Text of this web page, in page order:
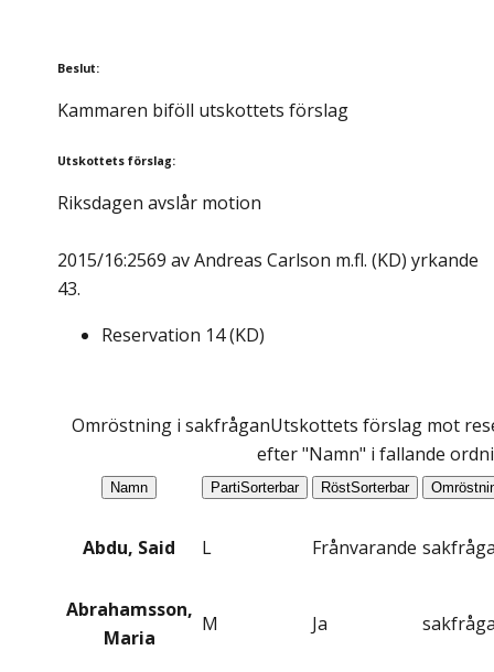
Beslut:
Kammaren biföll utskottets förslag
Utskottets förslag:
Riksdagen avslår motion
2015/16:2569 av Andreas Carlson m.fl. (KD) yrkande
43.
Reservation 14(KD)
Omröstning i sakfråganUtskottets förslag mot
efter "Namn" i fallande
Namn PartiSorterbar RöstSorterbar
Abdu, Said L Frånvarande
Abrahamsson,
Maria
M Ja